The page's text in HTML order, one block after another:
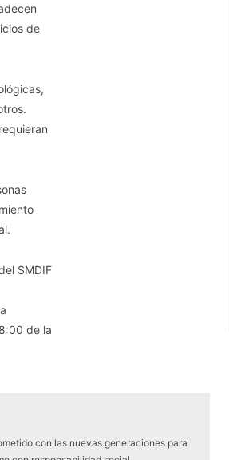
de
SMDIF
de la
con las nuevas generaciones para